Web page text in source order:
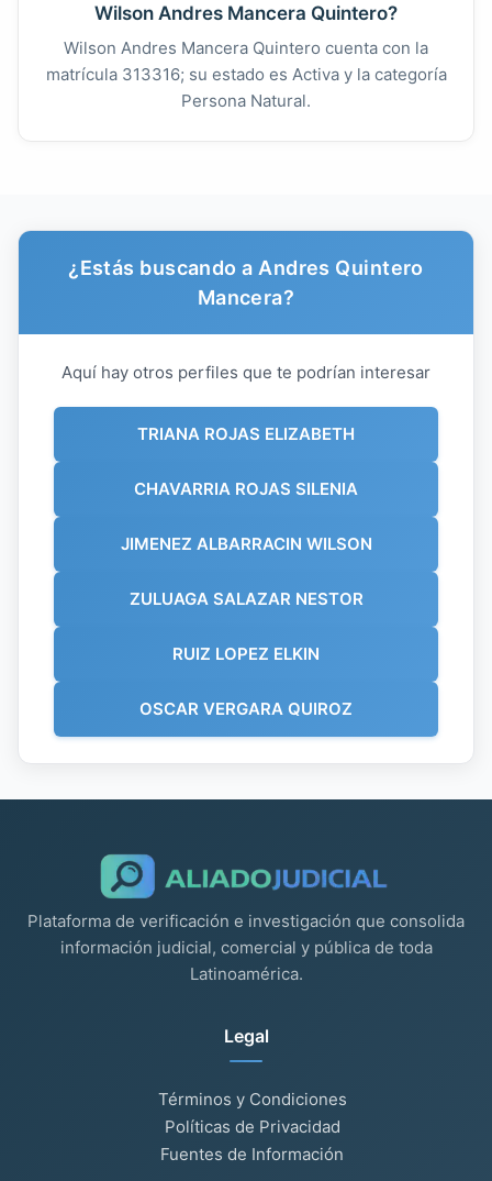
Wilson Andres Mancera Quintero?
Wilson Andres Mancera Quintero cuenta con la
matrícula 313316; su estado es Activa y la categoría
Persona Natural.
¿Estás buscando a Andres Quintero
Mancera?
Aquí hay otros perfiles que te podrían interesar
TRIANA ROJAS ELIZABETH
CHAVARRIA ROJAS SILENIA
JIMENEZ ALBARRACIN WILSON
ZULUAGA SALAZAR NESTOR
RUIZ LOPEZ ELKIN
OSCAR VERGARA QUIROZ
Plataforma de verificación e investigación que consolida
información judicial, comercial y pública de toda
Latinoamérica.
Legal
Términos y Condiciones
Políticas de Privacidad
Fuentes de Información